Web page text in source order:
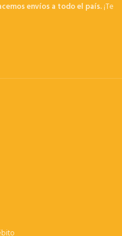
envíos a todo el país.¡Te